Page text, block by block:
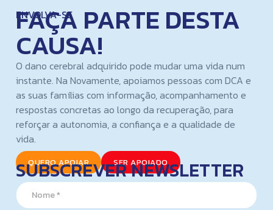
ENVOLVA-SE
FAÇA PARTE DESTA
CAUSA!
O dano cerebral adquirido pode mudar uma vida num
instante. Na Novamente, apoiamos pessoas com DCA e
as suas famílias com informação, acompanhamento e
respostas concretas ao longo da recuperação, para
reforçar a autonomia, a confiança e a qualidade de
vida.
QUERO APOIAR SER APOIADO
SUBSCREVER NEWSLETTER
N
a